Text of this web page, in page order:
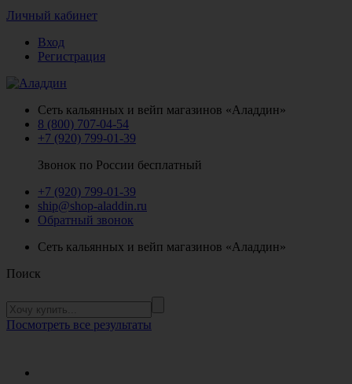
Личный кабинет
Вход
Регистрация
Сеть кальянных и вейп магазинов «Аладдин»
8 (800) 707-04-54
+7 (920) 799-01-39
Звонок по России бесплатный
+7 (920) 799-01-39
ship@shop-aladdin.ru
Обратный звонок
Сеть кальянных и вейп магазинов «Аладдин»
Поиск
Посмотреть все результаты